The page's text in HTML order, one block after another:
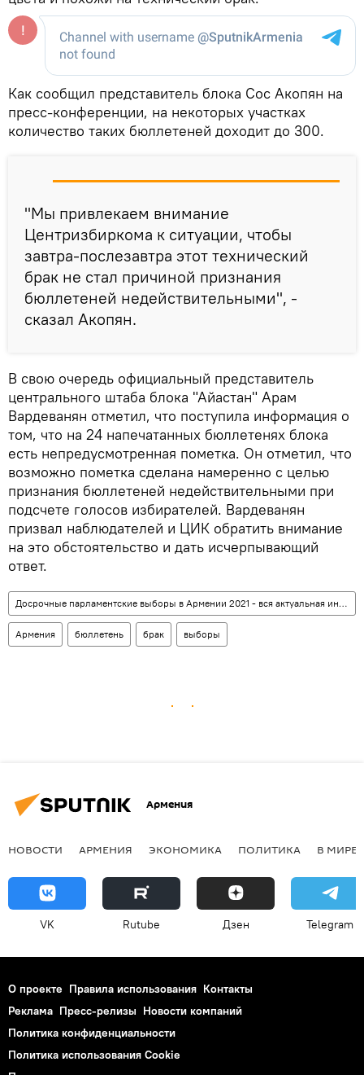
Как сообщил представитель блока Сос Акопян на
пресс-конференции, на некоторых участках
количество таких бюллетеней доходит до 300.
"Мы привлекаем внимание
Центризбиркома к ситуации, чтобы
завтра-послезавтра этот технический
брак не стал причиной признания
бюллетеней недействительными", -
сказал Акопян.
В свою очередь официальный представитель
центрального штаба блока "Айастан" Арам
Вардеванян отметил, что поступила информация о
том, что на 24 напечатанных бюллетенях блока
есть непредусмотренная пометка. Он отметил, что
возможно пометка сделана намеренно с целью
признания бюллетеней недействительными при
подсчете голосов избирателей. Вардеванян
призвал наблюдателей и ЦИК обратить внимание
на это обстоятельство и дать исчерпывающий
ответ.
Досрочные парламентские выборы в Армении 2021 - вся актуальная информация
Армения бюллетень брак выборы
Армения
НОВОСТИ АРМЕНИЯ ЭКОНОМИКА ПОЛИТИКА В МИРЕ
VK Rutube Дзен Telegram
О проекте Правила использования Контакты
Реклама Пресс-релизы Новости компаний
Политика конфиденциальности
Политика использования Cookie